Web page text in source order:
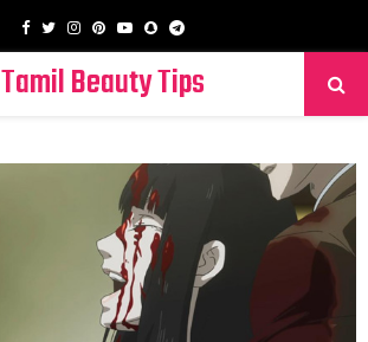
Facebook
TwitterInstagram
PinterestYoutube
SnapchatTelegram
Tamil Beauty Tips